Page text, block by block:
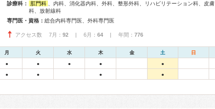
診療科： 肛門科
、内科、消化器内科、外科、整形外科、リハビリテーション科、皮膚
科、放射線科
専門医・資格： 総合内科専門医、外科専門医
アクセス数 7月： 92 | 6月： 64 | 年間： 776
月 火 水 木 金 土 日
● ● ● ● ●
● ● ● ●